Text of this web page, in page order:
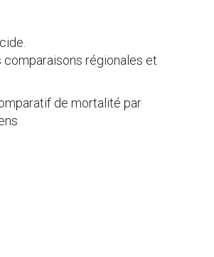
régionales et
de mortalité par